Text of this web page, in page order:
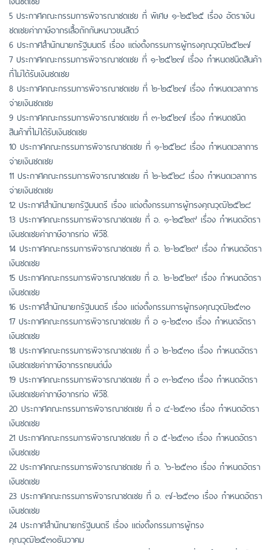
5 ประกาศคณะกรรมการพิจารณาชดเชย ที่ พิเศษ ๑-๒๕๒๕ เรื่อง อัตราเงิน
ชดเชยค่าภาษีอากรเสื้อถักกันหนาวขนสัตว์
6 ประกาศสำนักนายกรัฐมนตรี เรื่อง แต่งตั้งกรรมการผู้ทรงคุณวุฒิ๒๕๒๗
7 ประกาศคณะกรรมการพิจารณาชดเชย ที่ ๑-๒๕๒๗ เรื่อง กำหนดชนิดสินค้า
ที่ไม่ได้รับเงินชดเชย
8 ประกาศคณะกรรมการพิจารณาชดเชย ที่ ๒-๒๕๒๗ เรื่อง กำหนดเวลาการ
จ่ายเงินชดเชย
9 ประกาศคณะกรรมการพิจารณาชดเชย ที่ ๓-๒๕๒๗ เรื่อง กำหนดชนิด
สินค้าที่ไม่ได้รับเงินชดเชย
10 ประกาศคณะกรรมการพิจารณาชดเชย ที่ ๑-๒๕๒๘ เรื่อง กำหนดเวลาการ
จ่ายเงินชดเชย
11 ประกาศคณะกรรมการพิจารณาชดเชย ที่ ๒-๒๕๒๘ เรื่อง กำหนดเวลาการ
จ่ายเงินชดเชย
12 ประกาศสำนักนายกรัฐมนตรี เรื่อง แต่งตั้งกรรมการผู้ทรงคุณวุฒิ๒๕๒๘
13 ประกาศคณะกรรมการพิจารณาชดเชย ที่ อ. ๑-๒๕๒๙ เรื่อง กำหนดอัตรา
เงินชดเชยค่าภาษีอากรท่อ พีวีซี.
14 ประกาศคณะกรรมการพิจารณาชดเชย ที่ อ. ๒-๒๕๒๙ เรื่อง กำหนดอัตรา
เงินชดเชย
15 ประกาศคณะกรรมการพิจารณาชดเชย ที่ อ. ๒-๒๕๒๙ เรื่อง กำหนดอัตรา
เงินชดเชย
16 ประกาศสำนักนายกรัฐมนตรี เรื่อง แต่งตั้งกรรมการผู้ทรงคุณวุฒิ๒๕๓๐
17 ประกาศคณะกรรมการพิจารณาชดเชย ที่ อ ๑-๒๕๓๐ เรื่อง กำหนดอัตรา
เงินชดเชย
18 ประกาศคณะกรรมการพิจารณาชดเชย ที่ อ ๒-๒๕๓๐ เรื่อง กำหนดอัตรา
เงินชดเชยค่าภาษีอากรรถยนต์นั่ง
19 ประกาศคณะกรรมการพิจารณาชดเชย ที่ อ ๓-๒๕๓๐ เรื่อง กำหนดอัตรา
เงินชดเชยค่าภาษีอากรท่อ พีวีซี.
20 ประกาศคณะกรรมการพิจารณาชดเชย ที่ อ ๔-๒๕๓๐ เรื่อง กำหนดอัตรา
เงินชดเชย
21 ประกาศคณะกรรมการพิจารณาชดเชย ที่ อ ๕-๒๕๓๐ เรื่อง กำหนดอัตรา
เงินชดเชย
22 ประกาศคณะกรรมการพิจารณาชดเชย ที่ อ. ๖-๒๕๓๐ เรื่อง กำหนดอัตรา
เงินชดเชย
23 ประกาศคณะกรรมการพิจารณาชดเชย ที่ อ. ๗-๒๕๓๐ เรื่อง กำหนดอัตรา
เงินชดเชย
24 ประกาศสำนักนายกรัฐมนตรี เรื่อง แต่งตั้งกรรมการผู้ทรง
คุณวุฒิ๒๕๓๐ธันวาคม